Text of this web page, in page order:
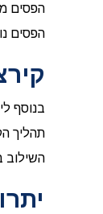
הפסים
הפסים
בנוסף
תהליך
השילוב